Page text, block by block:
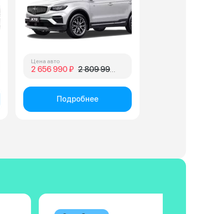
Цена авто
2 656 990 ₽ 2 809 990 ₽
Подробнее